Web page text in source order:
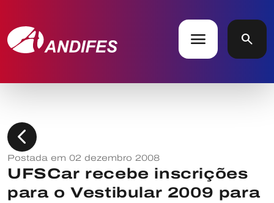
menu search
chevron_left
Postada em 02 dezembro 2008
UFSCar recebe inscrições
para o Vestibular 2009 para